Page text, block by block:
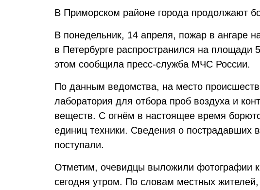
В Приморском районе города продолжают
В понедельник, 14 апреля, пожар в ангаре
в Петербурге распространился на площади
этом сообщила пресс-служба МЧС России.
По данным ведомства, на место
лаборатория для отбора проб воздуха и
веществ. С огнём в настоящее время
единиц техники. Сведения о пострадавших
поступали.
Отметим, очевидцы выложили фотографии
сегодня утром. По словам местных